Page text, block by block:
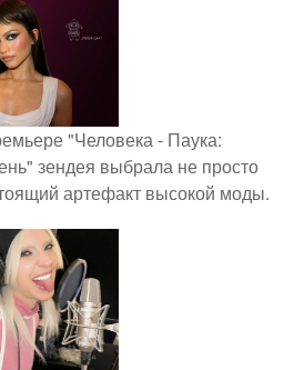
"Человека - Паука:
зендея выбрала не просто
артефакт высокой моды.